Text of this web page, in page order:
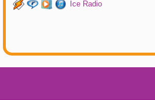
Ice Radio